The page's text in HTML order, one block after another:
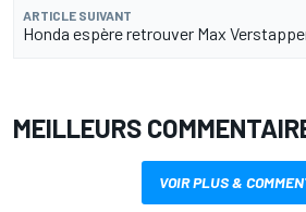
ARTICLE SUIVANT
Honda espère retrouver Max
MEILLEURS
VOIR PLUS &